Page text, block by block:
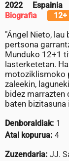
2022 Espainia
Biografia
12+
"Ángel Nieto,
pertsona
Munduko 12+1
lasterketetan.
motoziklismoko
zaleekin,
bidez marrazten
baten bizitasuna
Denboraldiak: 1
Atal kopurua: 4
Zuzendaria: JJ.